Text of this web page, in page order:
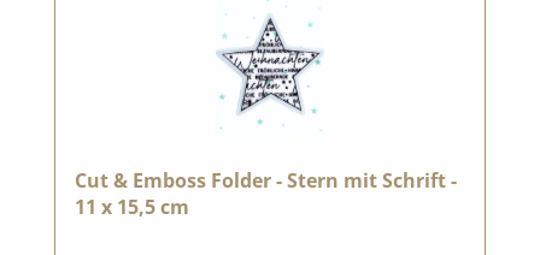
Cut & Emboss Folder - Stern mit Schrift -
11 x 15,5 cm